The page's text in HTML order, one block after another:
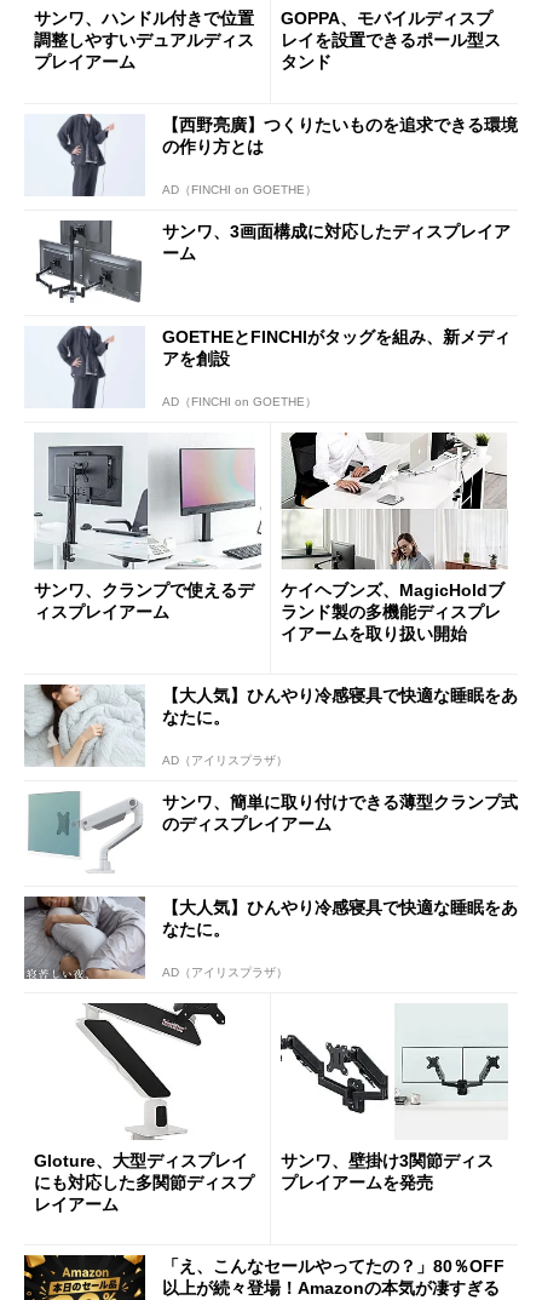
サンワ、ハンドル付きで位置
調整しやすいデュアルディス
プレイアーム
GOPPA、モバイルディスプ
レイを設置できるポール型ス
タンド
【西野亮廣】つくりたいものを追求できる環境
の作り方とは
AD（FINCHI on GOETHE）
サンワ、3画面構成に対応したディスプレイア
ーム
GOETHEとFINCHIがタッグを組み、新メディ
アを創設
AD（FINCHI on GOETHE）
サンワ、クランプで使えるデ
ィスプレイアーム
ケイヘブンズ、MagicHoldブ
ランド製の多機能ディスプレ
イアームを取り扱い開始
【大人気】ひんやり冷感寝具で快適な睡眠をあ
なたに。
AD（アイリスプラザ）
サンワ、簡単に取り付けできる薄型クランプ式
のディスプレイアーム
【大人気】ひんやり冷感寝具で快適な睡眠をあ
なたに。
AD（アイリスプラザ）
Gloture、大型ディスプレイ
にも対応した多関節ディスプ
レイアーム
サンワ、壁掛け3関節ディス
プレイアームを発売
「え、こんなセールやってたの？」80％OFF
以上が続々登場！Amazonの本気が凄すぎる